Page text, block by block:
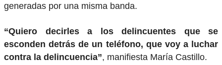
generadas por una misma banda.
“Quiero decirles a los delincuentes que se
esconden detrás de un teléfono, que voy a luchar
contra la delincuencia”, manifiesta María Castillo.